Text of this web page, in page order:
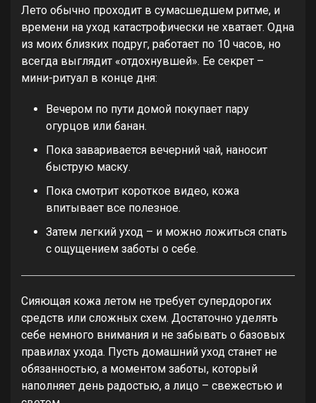
Лето обычно проходит в сумасшедшем ритме, и
времени на уход катастрофически не хватает. Одна
из моих близких подруг, работает по 10 часов, но
всегда выглядит «отдохнувшей». Ее секрет –
мини-ритуал в конце дня:
Вечером по пути домой покупает пару
огурцов или банан.
Пока заваривается вечерний чай, наносит
быструю маску.
Пока смотрит короткое видео, кожа
впитывает все полезное.
Затем легкий уход – и можно ложиться спать
с ощущением заботы о себе.
Сияющая кожа летом не требует супердорогих
средств или сложных схем. Достаточно уделять
себе немного внимания и не забывать о базовых
правилах ухода. Пусть домашний уход станет не
обязанностью, а моментом заботы, который
наполняет день радостью, а лицо – свежестью и